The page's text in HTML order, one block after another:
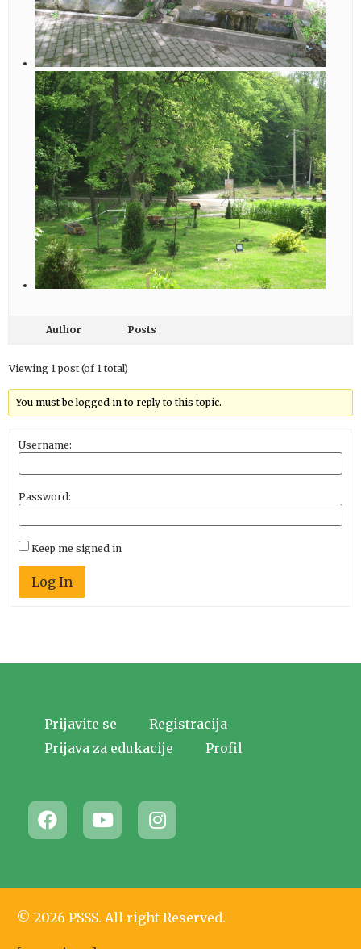
Author Posts
Viewing 1 post (of 1 total)
You must be logged in to reply to this topic.
Username:
Password:
Keep me signed in
Log In
Prijavite se
Registracija
Prijava za edukacije
Profil
© 2026 PSSS. All right Reserved.